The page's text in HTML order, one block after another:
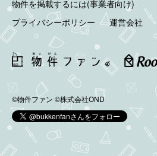
物件を掲載するには(事業者向け)
プライバシーポリシー
運営会社
©物件ファン ©株式会社OND